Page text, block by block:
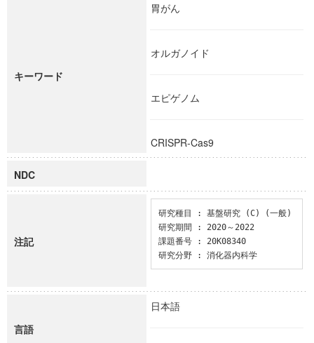
キーワード
胃がん
オルガノイド
エピゲノム
CRISPR-Cas9
NDC
注記
研究種目 : 基盤研究 (C) (一般)
研究期間 : 2020～2022
課題番号 : 20K08340
研究分野 : 消化器内科学
言語
日本語